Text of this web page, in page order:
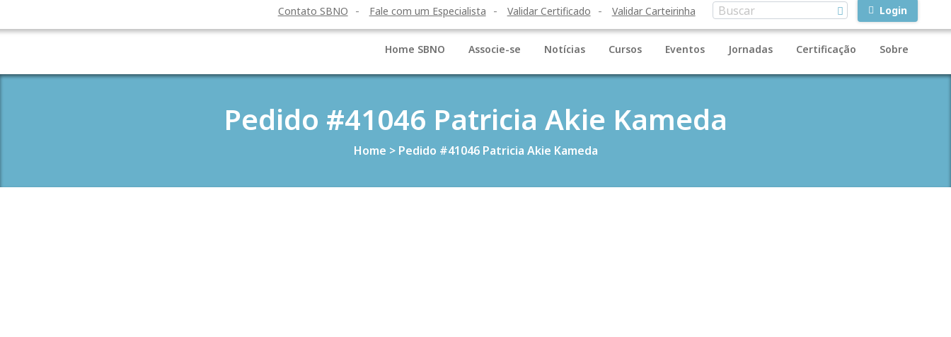
Contato SBNO Fale com um Especialista Validar Certificado Validar Carteirinha Login
Home SBNO Associe-se Notícias Cursos Eventos Jornadas Certificação Sobre
Pedido #41046 Patricia Akie Kameda
Home > Pedido #41046 Patricia Akie Kameda